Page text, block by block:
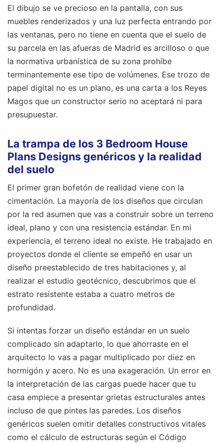
El dibujo se ve precioso en la pantalla, con sus
muebles renderizados y una luz perfecta entrando por
las ventanas, pero no tiene en cuenta que el suelo de
su parcela en las afueras de Madrid es arcilloso o que
la normativa urbanística de su zona prohíbe
terminantemente ese tipo de volúmenes. Ese trozo de
papel digital no es un plano, es una carta a los Reyes
Magos que un constructor serio no aceptará ni para
presupuestar.
La trampa de los 3 Bedroom House
Plans Designs genéricos y la realidad
del suelo
El primer gran bofetón de realidad viene con la
cimentación. La mayoría de los diseños que circulan
por la red asumen que vas a construir sobre un terreno
ideal, plano y con una resistencia estándar. En mi
experiencia, el terreno ideal no existe. He trabajado en
proyectos donde el cliente se empeñó en usar un
diseño preestablecido de tres habitaciones y, al
realizar el estudio geotécnico, descubrimos que el
estrato resistente estaba a cuatro metros de
profundidad.
Si intentas forzar un diseño estándar en un suelo
complicado sin adaptarlo, lo que ahorraste en el
arquitecto lo vas a pagar multiplicado por diez en
hormigón y acero. No es una exageración. Un error en
la interpretación de las cargas puede hacer que tu
casa empiece a presentar grietas estructurales antes
incluso de que pintes las paredes. Los diseños
genéricos suelen omitir detalles constructivos vitales
como el cálculo de estructuras según el Código